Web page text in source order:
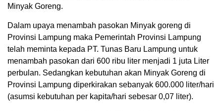
Minyak Goreng.
Dalam upaya menambah pasokan Minyak goreng di
Provinsi Lampung maka Pemerintah Provinsi Lampung
telah meminta kepada PT. Tunas Baru Lampung untuk
menambah pasokan dari 600 ribu liter menjadi 1 juta Liter
perbulan. Sedangkan kebutuhan akan Minyak Goreng di
Provinsi Lampung diperkirakan sebanyak 600.000 liter/hari
(asumsi kebutuhan per kapita/hari sebesar 0,07 liter).